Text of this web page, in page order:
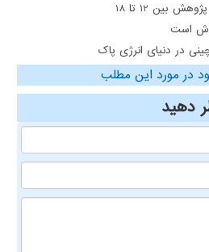
بین 12 تا 18
است
در دنیای انرژی پاک
در مورد این مطلب
دهید